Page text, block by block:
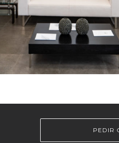
PEDIR